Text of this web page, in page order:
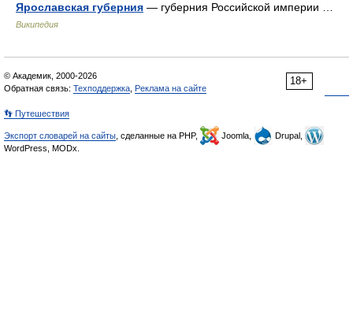
Ярославская губерния — губерния Российской империи …
Википедия
18+
© Академик, 2000-2026
Обратная связь: Техподдержка Реклама на сайте
👣 Путешествия
Экспорт словарей на сайты , сделанные на PHP, Joomla,
Drupal,
WordPress, MODx.